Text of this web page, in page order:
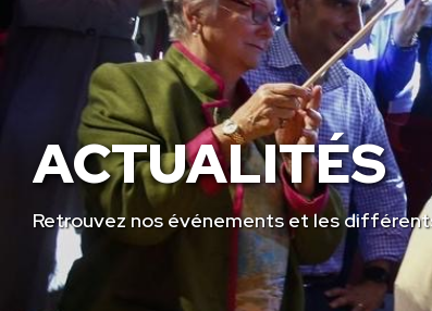
ACTUALITÉS
Retrouvez nos événements et les